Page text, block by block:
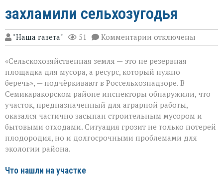
захламили сельхозугодья
"Наша газета" 51 Комментарии к
записи
не
должна
превращаться
в
свалку»:
в
Семикаракорском
районе
захламили
сельхозугодья
отключены
«Сельскохозяйственная земля — это не резервная
площадка для мусора, а ресурс, который нужно
беречь», — подчёркивают в Россельхознадзоре. В
Семикаракорском районе инспекторы обнаружили, что
участок, предназначенный для аграрной работы,
оказался частично засыпан строительным мусором и
бытовыми отходами. Ситуация грозит не только потерей
плодородия, но и долгосрочными проблемами для
экологии района.
Что нашли на участке